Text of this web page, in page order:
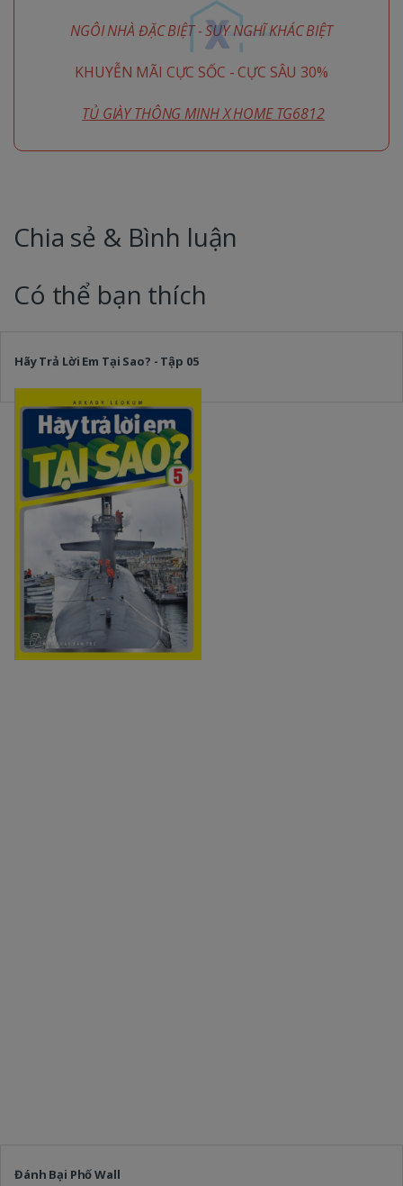
NGÔI NHÀ ĐẶC BIỆT - SUY NGHĨ KHÁC BIỆT
KHUYỄN MÃI CỰC SỐC - CỰC SÂU 30%
TỦ GIÀY THÔNG MINH X HOME TG6812
Chia sẻ & Bình luận
Có thể bạn thích
Hãy Trả Lời Em Tại Sao? - Tập 05
Đánh Bại Phố Wall